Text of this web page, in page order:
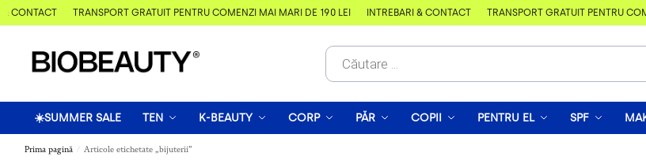
CONTACT TRANSPORT GRATUIT PENTRU COMENZI MAI MARI DE 190 LEI ÎNTREBĂRI & CONTACT TRANSPORT GRATUIT PENTRU
☀️SUMMER SALE TEN K-BEAUTY CORP PĂR COPII PENTRU EL SPF
Prima pagină / Articole etichetate „bijuterii”